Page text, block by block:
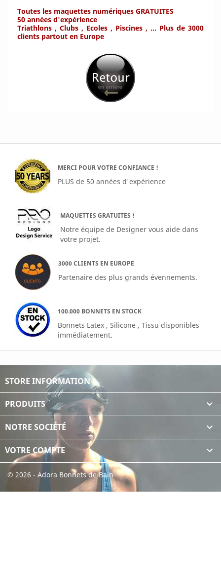
Toutes les maquettes numériques GRATUITES
50 années d'expérience
Triathlons , Clubs , Ecoles , Piscines , ... Plus de 3000
clients partout en Europe
MERCI POUR VOTRE CONFIANCE !
PLUS de 50 années d'expérience
MAQUETTES GRATUITES !
Notre équipe de Designer vous aide dans
votre projet.
3000 CLIENTS EN EUROPE
Partenaire des plus grands évennements.
100.000 BONNETS EN STOCK
Bonnets Latex , Silicone , Tissu disponibles
immédiatement.
STORE INFORMATION
PRODUITS 
NOTRE SOCIÉTÉ 
VOTRE COMPTE 
© 2026 - Adora Bonnets de Bain